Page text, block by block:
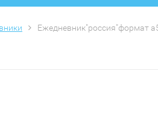
Ежедневник"россия"формат